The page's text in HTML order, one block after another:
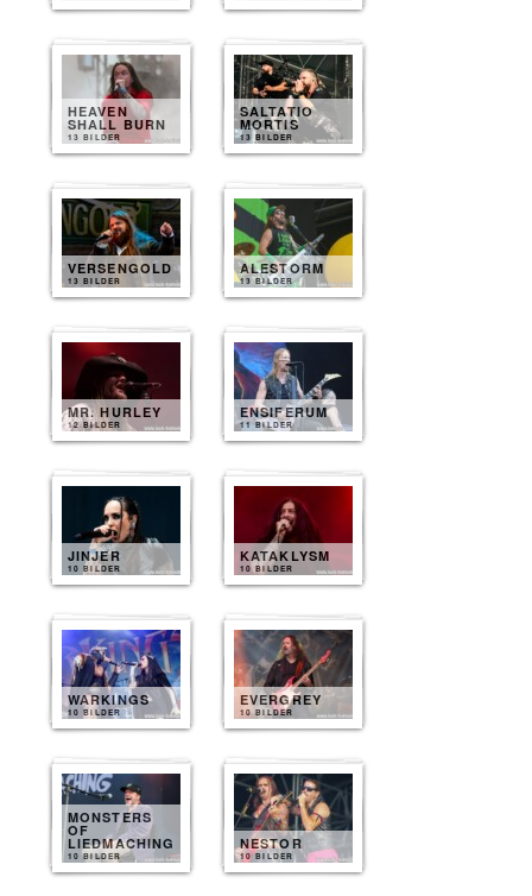
HEAVEN
SHALL BURN
13 BILDER
SALTATIO
MORTIS
13 BILDER
VERSENGOLD
13 BILDER
ALESTORM
13 BILDER
MR. HURLEY
12 BILDER
ENSIFERUM
11 BILDER
JINJER
10 BILDER
KATAKLYSM
10 BILDER
WARKINGS
10 BILDER
EVERGREY
10 BILDER
MONSTERS
OF
LIEDMACHING
10 BILDER
NESTOR
10 BILDER